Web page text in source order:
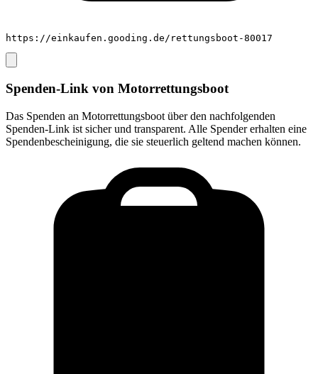
https://einkaufen.gooding.de/rettungsboot-80017
Spenden-Link von Motorrettungsboot
Das Spenden an Motorrettungsboot über den nachfolgenden
Spenden-Link ist sicher und transparent. Alle Spender erhalten eine
Spendenbescheinigung, die sie steuerlich geltend machen können.